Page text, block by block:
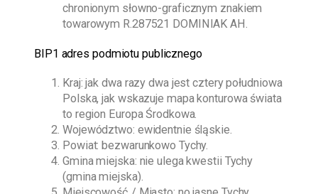
chronionym słowno-graficznym znakiem
towarowym R.287521 DOMINIAK AH.
BIP1 adres podmiotu publicznego
Kraj: jak dwa razy dwa jest cztery południowa
Polska, jak wskazuje mapa konturowa świata
to region Europa Środkowa.
Województwo: ewidentnie śląskie.
Powiat: bezwarunkowo Tychy.
Gmina miejska: nie ulega kwestii Tychy
(gmina miejska).